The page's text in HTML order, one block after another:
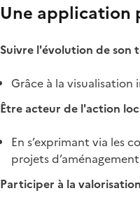
Une application
Suivre l'évolution de son
Grâce à la
Être acteur de l'action
En s’exprimant via les
projets d’aménagement
Participer à la